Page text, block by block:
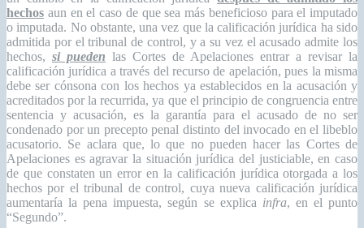
hechos aun en el caso de que sea más beneficioso para el imputado
o imputada. No obstante, una vez que la calificación jurídica ha sido
admitida por el tribunal de control, y a su vez el acusado admite los
hechos, si pueden las Cortes de Apelaciones entrar a revisar la
calificación jurídica a través del recurso de apelación, pues la misma
debeser cónsona con los hechos ya establecidos en la acusación y
acreditados por la recurrida, ya que el principio de congruencia entre
sentencia y acusación, es la garantía para el acusado de no ser
condenado por un precepto penal distinto del invocado en el libeblo
acusatorio. Se aclara que, lo que no pueden hacer las Cortes de
Apelaciones es agravar la situación jurídica del justiciable, en caso
de que constaten un error en la calificación jurídica otorgada a los
hechos por el tribunal de control, cuya nueva calificación jurídica
aumentaría la pena impuesta, según se explica infra, en el punto
“Segundo”.